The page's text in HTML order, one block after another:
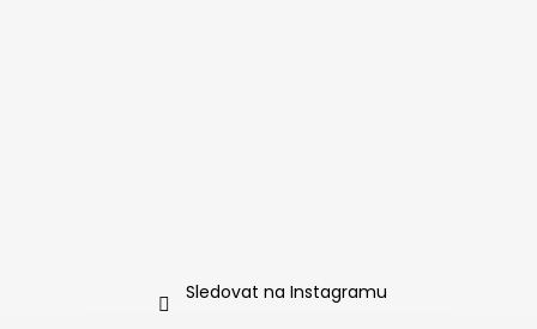
Sledovat na Instagramu